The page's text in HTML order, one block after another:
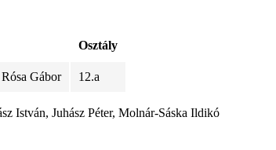
Osztály
Gábor 12.a
István, Juhász Péter, Molnár-Sáska Ildikó